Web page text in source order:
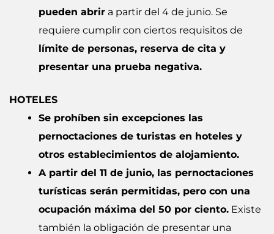
pueden abrir a partir del 4 de junio. Se
requiere cumplir con ciertos requisitos de
límite de personas, reserva de cita y
presentar una prueba negativa.
HOTELES
Se prohíben sin excepciones las
pernoctaciones de turistas en hoteles y
otros establecimientos de alojamiento.
A partir del 11 de junio, las pernoctaciones
turísticas serán permitidas, pero con una
ocupación máxima del 50 por ciento. Existe
también la obligación de presentar una